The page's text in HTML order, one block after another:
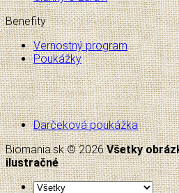
Benefity
Vernostný program
Poukážky
Darčeková poukážka
Biomania.sk © 2026Všetky
ilustračné